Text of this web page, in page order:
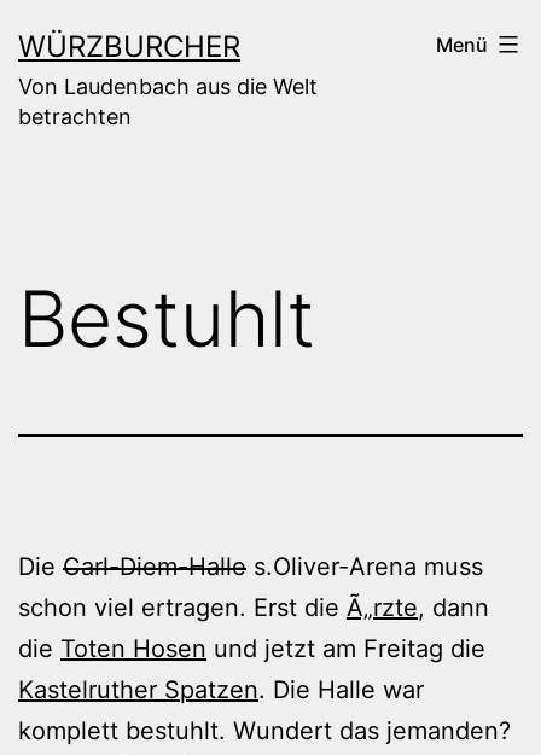
Inhalt
springen
WÜRZBURCHER
Von Laudenbach aus die Welt
betrachten
Menü
Bestuhlt
Die Carl-Diem-Halle s.Oliver-Arena muss
schon viel ertragen. Erst die Ã„rzte, dann
die Toten Hosen und jetzt am Freitag die
Kastelruther Spatzen. Die Halle war
komplett bestuhlt. Wundert das jemanden?